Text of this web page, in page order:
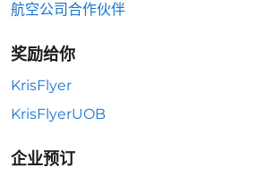
航空公司合作伙伴
奖励给你
KrisFlyer
KrisFlyerUOB
企业预订